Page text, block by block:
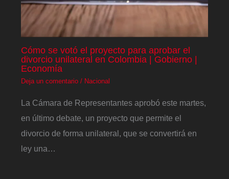
Cómo se votó el proyecto para aprobar el
divorcio unilateral en Colombia | Gobierno |
Economía
Deja un comentario / Nacional
La Cámara de Representantes aprobó este martes,
en último debate, un proyecto que permite el
divorcio de forma unilateral, que se convertirá en
ley una…